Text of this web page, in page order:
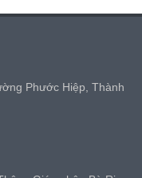
Phước Hiệp, Thành